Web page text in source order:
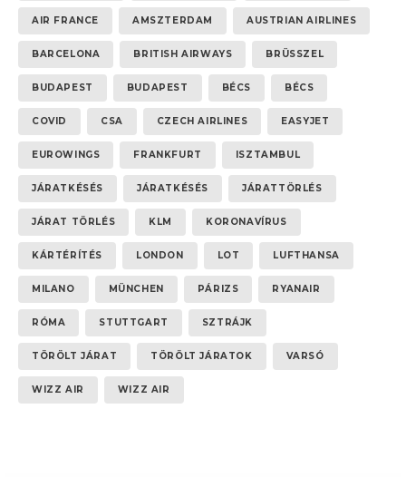
AIR FRANCE AMSZTERDAM AUSTRIAN AIRLINES
BARCELONA BRITISH AIRWAYS BRÜSSZEL
BUDAPEST BUDAPEST BÉCS BÉCS
COVID CSA CZECH AIRLINES EASYJET
EUROWINGS FRANKFURT ISZTAMBUL
JÁRATKÉSÉS JÁRATKÉSÉS JÁRATTÖRLÉS
JÁRAT TÖRLÉS KLM KORONAVÍRUS
KÁRTÉRÍTÉS LONDON LOT LUFTHANSA
MILANO MÜNCHEN PÁRIZS RYANAIR
RÓMA STUTTGART SZTRÁJK
TÖRÖLT JÁRAT TÖRÖLT JÁRATOK VARSÓ
WIZZ AIR WIZZ AIR